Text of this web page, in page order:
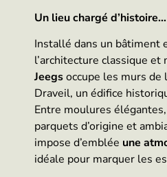
Un lieu chargé
Installé dans un bâtiment
l’architecture classique et
Jeegsoccupe les murs de
Draveil, un édifice
Entre moulures
parquets d’origine et
impose d’emblée une
idéale pour marquer les